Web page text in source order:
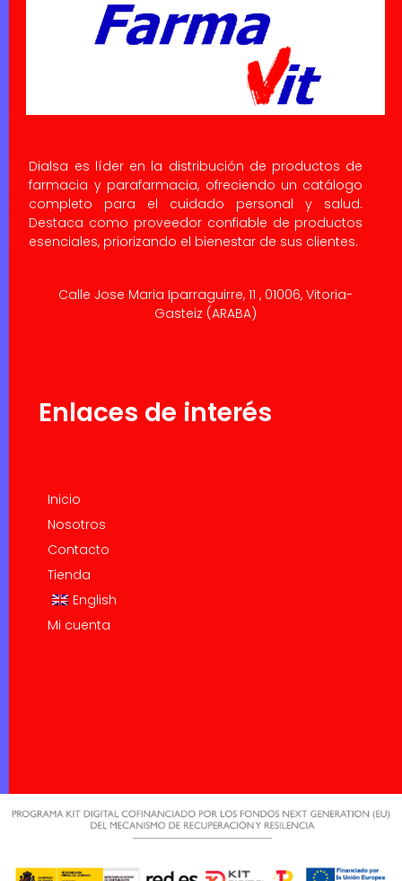
Dialsa es líder en la distribución de productos de
farmacia y parafarmacia, ofreciendo un catálogo
completo para el cuidado personal y salud.
Destaca como proveedor confiable de productos
esenciales, priorizando el bienestar de sus clientes.
Calle Jose Maria Iparraguirre, 11 , 01006, Vitoria-
Gasteiz (ARABA)
Enlaces de interés
Inicio
Nosotros
Contacto
Tienda
English
Mi cuenta